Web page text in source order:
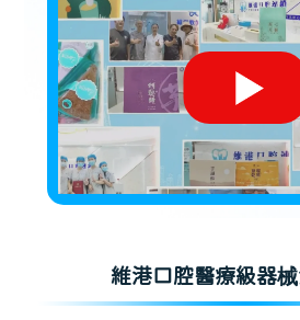
維港口腔醫療級器